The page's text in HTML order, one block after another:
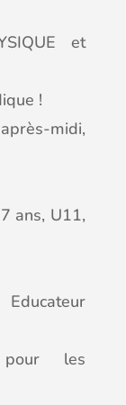
et
!
midi,
ans, U11,
pour les